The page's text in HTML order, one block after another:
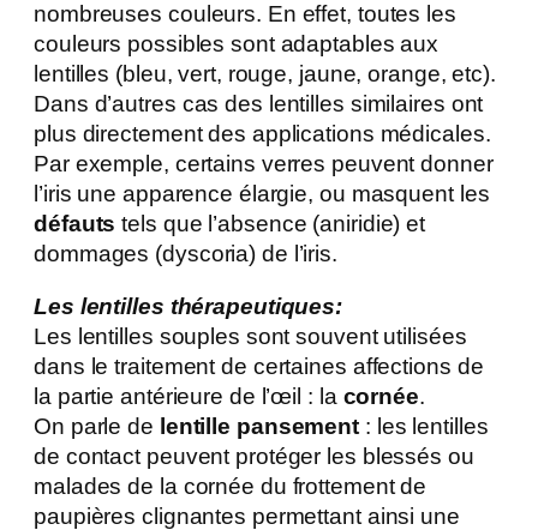
nombreuses couleurs. En effet, toutes les
couleurs possibles sont adaptables aux
lentilles (bleu, vert, rouge, jaune, orange, etc).
Dans d’autres cas des lentilles similaires ont
plus directement des applications médicales.
Par exemple, certains verres peuvent donner
l’iris une apparence élargie, ou masquent les
défauts tels que l’absence (aniridie) et
dommages (dyscoria) de l’iris.
Les lentilles thérapeutiques:
Les lentilles souples sont souvent utilisées
dans le traitement de certaines affections de
la partie antérieure de l’œil : la cornée.
On parle de lentille pansement : les lentilles
de contact peuvent protéger les blessés ou
malades de la cornée du frottement de
paupières clignantes permettant ainsi une